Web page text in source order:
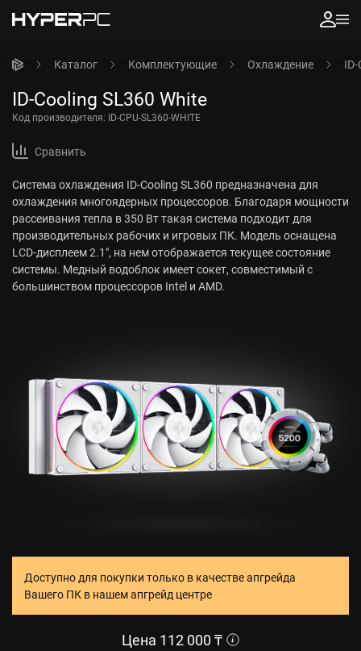
Каталог Комплектующие Охлаждение
ID-Cooling SL360 White
Код производителя: ID-CPU-SL360-WHITE
Сравнить
Система охлаждения ID-Cooling SL360 предназначена для
охлаждения многоядерных процессоров. Благодаря мощности
рассеивания тепла в 350 Вт такая система подходит для
производительных рабочих и игровых ПК. Модель оснащена
LCD-дисплеем 2.1", на нем отображается текущее состояние
системы. Медный водоблок имеет сокет, совместимый с
большинством процессоров Intel и AMD.
Доступно для покупки только в качестве апгрейда
Вашего ПК в нашем апгрейд центре
Цена 112 000 ₸